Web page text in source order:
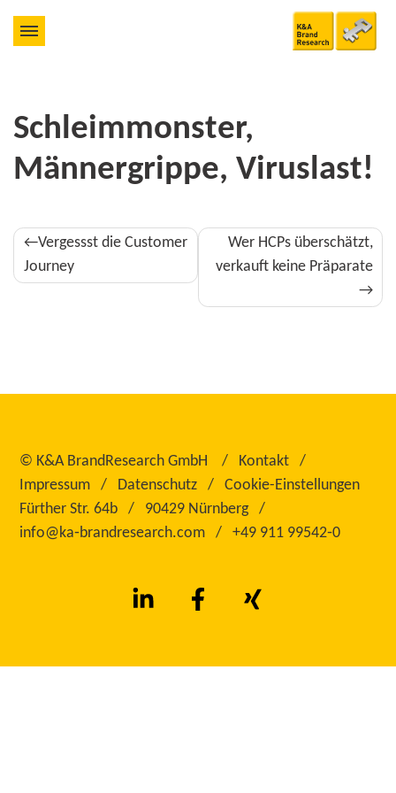
Schleimmon­ster,
Männer­grippe, Virus­last!
Beitragsnavigation
Vergessst die Customer
Journey
Wer HCPs überschätzt,
verkauft keine Präparate
© K&A BrandResearch GmbH
Kontakt
Impressum
Datenschutz
Cookie-Einstellungen
Fürther Str. 64b
90429 Nürnberg
info@ka‑brandresearch.com
+49 911 99542‑0